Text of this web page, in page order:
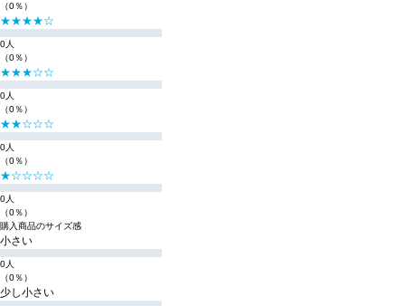
（0％）
★★★★☆
0人
（0％）
★★★☆☆
0人
（0％）
★★☆☆☆
0人
（0％）
★☆☆☆☆
0人
（0％）
購入商品のサイズ感
小さい
0人
（0％）
少し小さい